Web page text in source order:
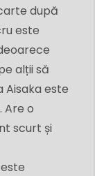
după
este
alții să
Aisaka este
Are o
scurt și